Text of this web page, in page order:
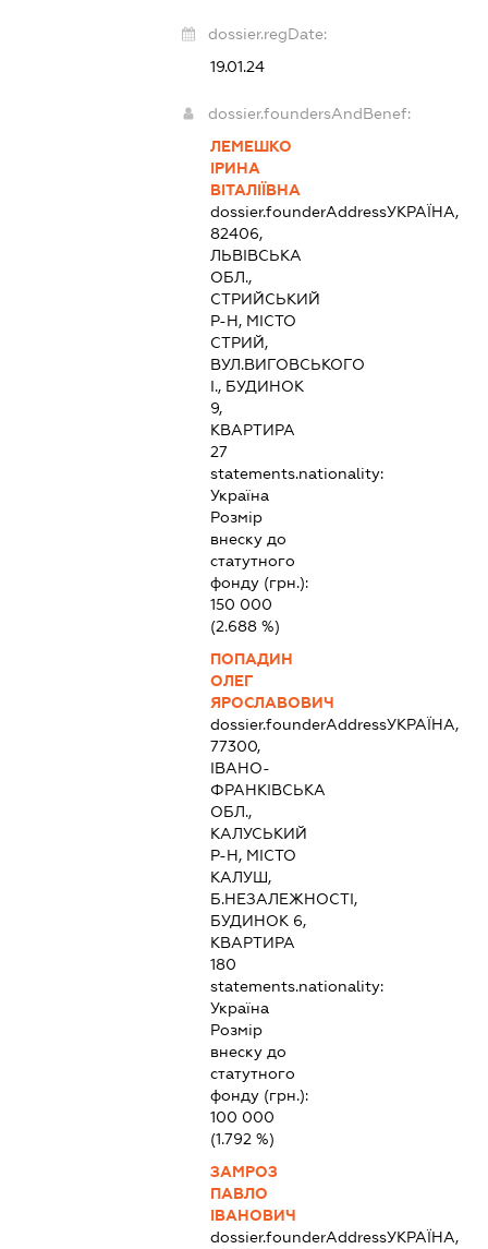
dossier.regDate:
19.01.24
dossier.foundersAndBenef:
ЛЕМЕШКО
ІРИНА
ВІТАЛІЇВНА
dossier.founderAddressУКРАЇНА,
82406,
ЛЬВІВСЬКА
ОБЛ.,
СТРИЙСЬКИЙ
Р-Н, МІСТО
СТРИЙ,
ВУЛ.ВИГОВСЬКОГО
І., БУДИНОК
9,
КВАРТИРА
27
statements.nationality:
Україна
Розмір
внеску до
статутного
фонду (грн.):
150 000
(2.688 %)
ПОПАДИН
ОЛЕГ
ЯРОСЛАВОВИЧ
dossier.founderAddressУКРАЇНА,
77300,
ІВАНО-
ФРАНКІВСЬКА
ОБЛ.,
КАЛУСЬКИЙ
Р-Н, МІСТО
КАЛУШ,
Б.НЕЗАЛЕЖНОСТІ,
БУДИНОК 6,
КВАРТИРА
180
statements.nationality:
Україна
Розмір
внеску до
статутного
фонду (грн.):
100 000
(1.792 %)
ЗАМРОЗ
ПАВЛО
ІВАНОВИЧ
dossier.founderAddressУКРАЇНА,